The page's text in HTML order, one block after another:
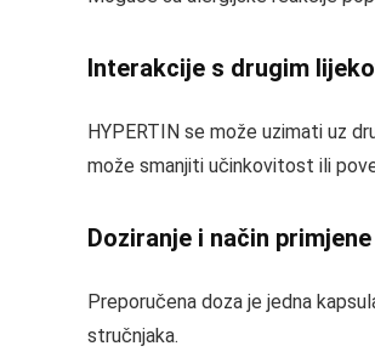
Interakcije s drugim
HYPERTIN se može uzimati uz
može smanjiti učinkovitost ili
Doziranje i način primjene
Preporučena doza je jedna
stručnjaka.